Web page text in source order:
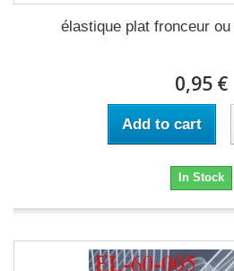
élastique plat fronceur
0,95 €
Add to cart
In Stock